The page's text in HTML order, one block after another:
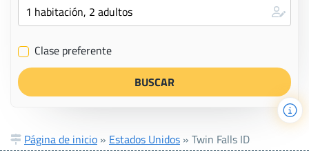
✔ Clase preferente
Página de inicio » Estados Unidos » Twin Falls ID